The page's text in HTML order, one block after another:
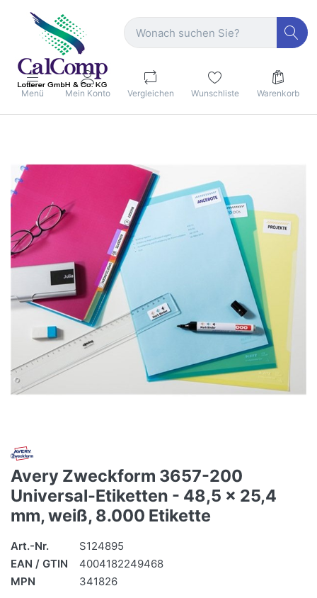
Menü Mein Konto Vergleichen Wunschliste Warenkorb
Avery Zweckform 3657-200
Universal-Etiketten - 48,5 x 25,4
mm, weiß, 8.000 Etikette
Art.-Nr.
S124895
EAN / GTIN
4004182249468
MPN
341826